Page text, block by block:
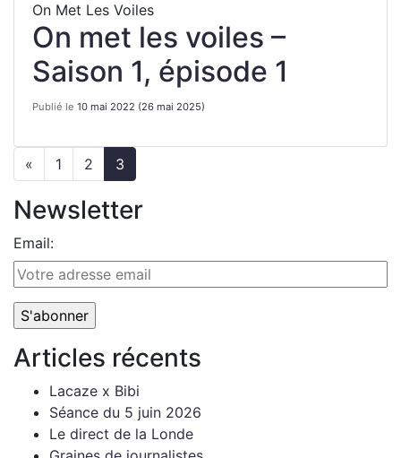
On Met Les Voiles
On met les voiles –
Saison 1, épisode 1
Publié le 10 mai 2022 (26 mai 2025)
« 1 2 3
Newsletter
Email:
Articles récents
Lacaze x Bibi
Séance du 5 juin 2026
Le direct de la Londe